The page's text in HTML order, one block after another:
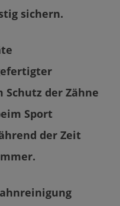
sichern.
Schutz der Zähne
Sport
der Zeit